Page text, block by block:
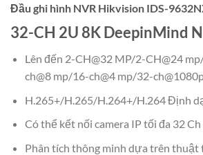
Đầu ghi hình NVR Hikvision IDS-
32-CH 2U 8K DeepinMind
Lên đến 2-CH@32 MP/2-CH@24
ch@8 mp/16-ch@4 mp/32-
H.265+/H.265/H.264+/H.264 Định
Có thể kết nối camera IP tối đa 32 Ch
Phân tích thông minh dựa trên thuật